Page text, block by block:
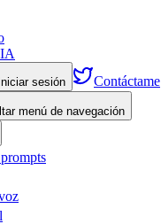
Iniciar sesión Contáctame
menú de navegación